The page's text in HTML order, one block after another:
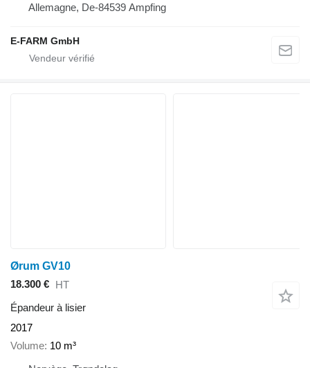
Allemagne, De-84539 Ampfing
E-FARM GmbH
Ørum GV10
18.300 € HT
Épandeur à lisier
2017
Volume 10 m³